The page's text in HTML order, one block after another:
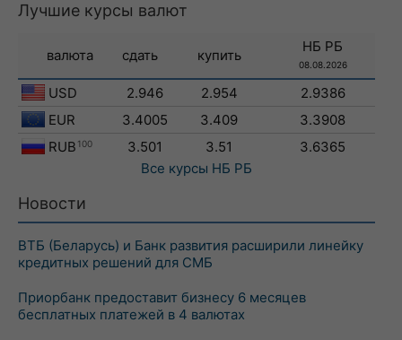
Лучшие курсы валют
валюта сдать купить
НБ РБ
08.08.2026
USD 2.946 2.954
2.9386
EUR
3.4005 3.409
3.3908
RUB 100 3.501 3.51
3.6365
Все курсы НБ РБ
Новости
ВТБ (Беларусь) и Банк развития расширили линейку
кредитных решений для СМБ
Приорбанк предоставит бизнесу 6 месяцев
бесплатных платежей в 4 валютах